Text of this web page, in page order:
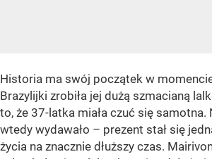
Historia ma swój początek w
Brazylijki zrobiła jej dużą szmacianą
to, że 37-latka miała czuć się samotna.
wtedy wydawało – prezent stał się
życia na znacznie dłuższy czas.